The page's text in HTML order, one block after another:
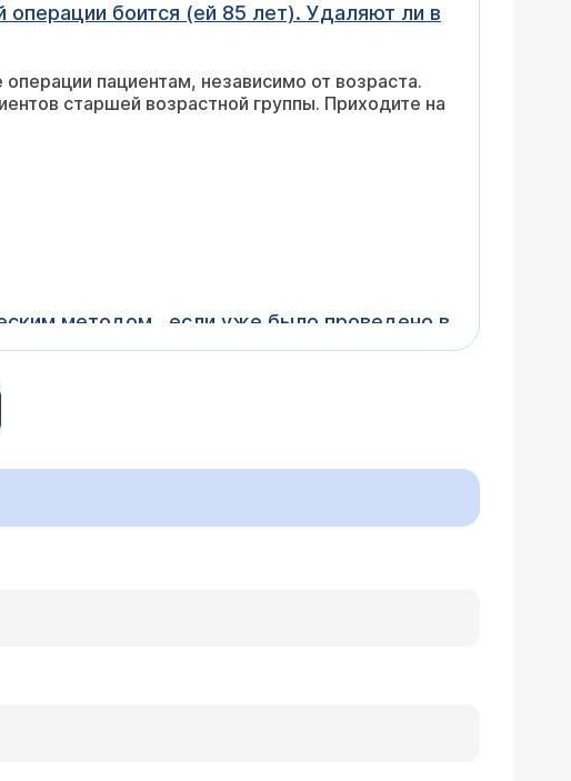
боится (ей 85 лет). Удаляют ли в
пациентам, независимо от возраста.
старшей возрастной группы. Приходите на
и 3 полостные?
(в том числе открытых) не является
выполнения таких операций. Более конкретно
надо проанализировать историю
обл., г. Подольск, мкр. Климовск.
в 2 года, делать УЗИ. Летом в июле
возможно на правом боку, т.к.
хожу на прыжки на батуте с детьми,